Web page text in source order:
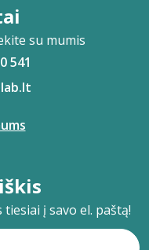
su mumis
541
į savo el. paštą!